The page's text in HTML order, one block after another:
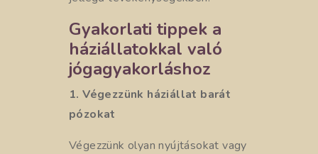
Gyakorlati tippek a
háziállatokkal való
jógagyakorláshoz
1. Végezzünk háziállat barát
pózokat
Végezzünk olyan nyújtásokat vagy